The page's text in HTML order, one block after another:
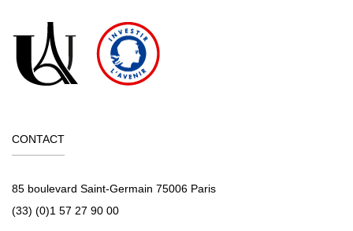
CONTACT
85 boulevard Saint-Germain 75006 Paris
(33) (0)1 57 27 90 00